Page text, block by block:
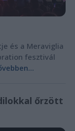
és a Meraviglia
fesztivál
őrzött